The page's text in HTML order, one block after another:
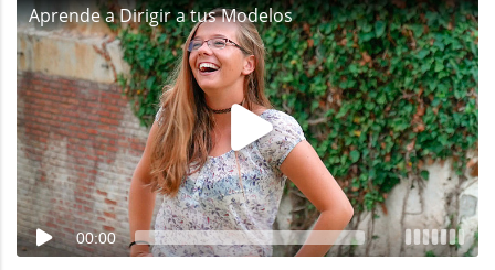
Aprende a Dirigir a tus Modelos
00:00